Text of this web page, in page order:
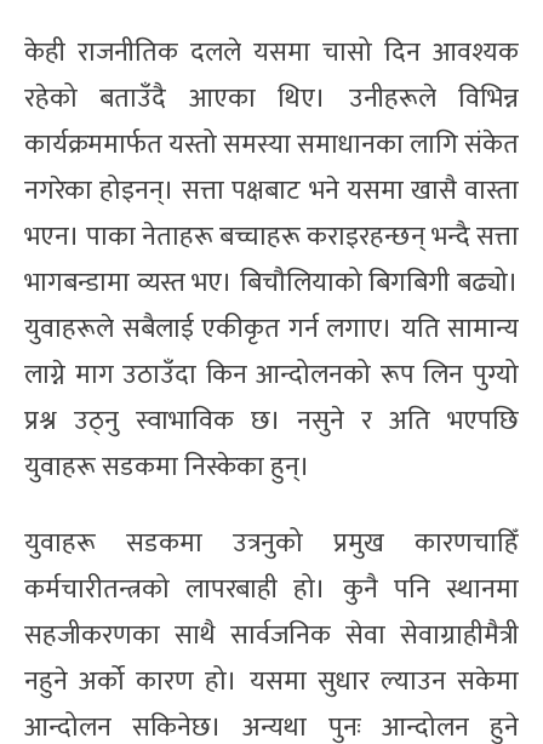
केही राजनीतिक दलले यसमा चासो दिन आवश्यक
रहेको बताउँदै आएका थिए। उनीहरूले विभिन्न
कार्यक्रममार्फत यस्तो समस्या समाधानका लागि संकेत
नगरेका होइनन्। सत्ता पक्षबाट भने यसमा खासै वास्ता
भएन। पाका नेताहरू बच्चाहरू कराइरहन्छन् भन्दै सत्ता
भागबन्डामा व्यस्त भए। बिचौलियाको बिगबिगी बढ्यो।
युवाहरूले सबैलाई एकीकृत गर्न लगाए। यति सामान्य
लाग्ने माग उठाउँदा किन आन्दोलनको रूप लिन पुग्यो
प्रश्न उठ्नु स्वाभाविक छ। नसुने र अति भएपछि
युवाहरू सडकमा निस्केका हुन्।
युवाहरू सडकमा उत्रनुको प्रमुख कारणचाहिँ
कर्मचारीतन्त्रको लापरबाही हो। कुनै पनि स्थानमा
सहजीकरणका साथै सार्वजनिक सेवा सेवाग्राहीमैत्री
नहुने अर्को कारण हो। यसमा सुधार ल्याउन सकेमा
आन्दोलन सकिनेछ। अन्यथा पुनः आन्दोलन हुने